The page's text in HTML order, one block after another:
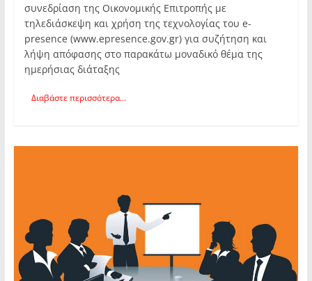
συνεδρίαση της Οικονομικής Επιτροπής με
τηλεδιάσκεψη και χρήση της τεχνολογίας του e-
presence (www.epresence.gov.gr) για συζήτηση και
λήψη απόφασης στο παρακάτω μοναδικό θέμα της
ημερήσιας διάταξης
Διαβάστε περισσότερα...